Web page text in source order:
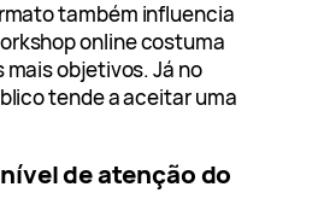
também influencia
online costuma
objetivos. Já no
tende a aceitar uma
de atenção do